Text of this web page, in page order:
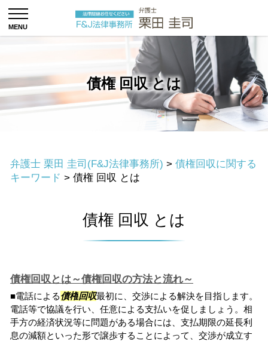
債権 回収 とは
弁護士 栗田 圭司(F&J法律事務所) > 債権回収に関する
キーワード > 債権 回収 とは
債権 回収 とは
債権回収とは～債権回収の方法と流れ～
■電話による債権回収最初に、交渉による解決を目指します。
電話等で協議を行い、任意による支払いを促しましょう。相
手方の経済状況等に問題がある場合には、支払期限の延長利
息の減額といった形で譲歩することによって、交渉が成立す